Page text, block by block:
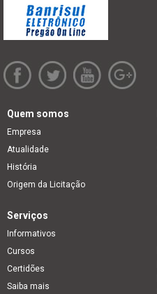
Quem somos
Empresa
Atualidade
História
Origem da Licitação
Serviços
Informativos
Cursos
Certidões
Saiba mais